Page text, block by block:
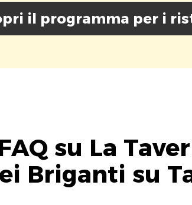
il programma per i
su La
Briganti su